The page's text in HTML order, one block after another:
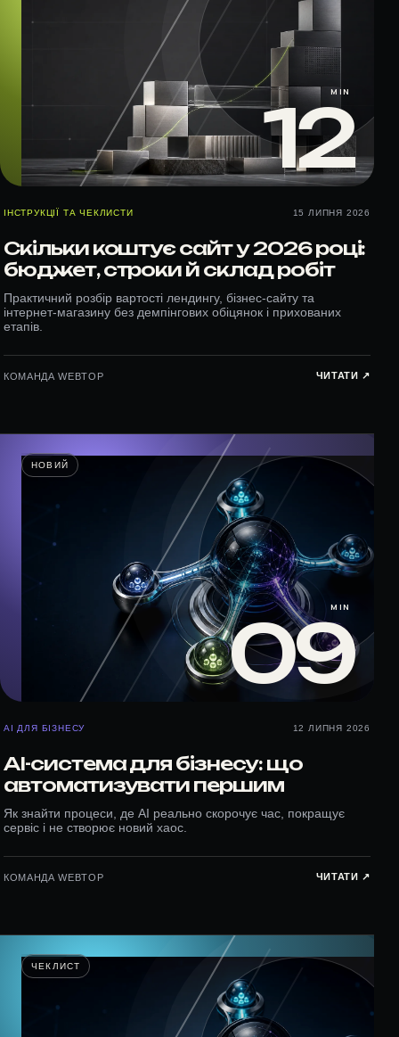
12
MIN
ІНСТРУКЦІЇ ТА ЧЕКЛИСТИ 15 ЛИПНЯ 2026
Скільки коштує сайт у 2026 році:
бюджет, строки й склад робіт
Практичний розбір вартості лендингу, бізнес-сайту та
інтернет-магазину без демпінгових обіцянок і прихованих
етапів.
КОМАНДА WEBTOP ЧИТАТИ ↗︎
НОВИЙ
09
MIN
AI ДЛЯ БІЗНЕСУ 12 ЛИПНЯ 2026
AI-система для бізнесу: що
автоматизувати першим
Як знайти процеси, де AI реально скорочує час, покращує
сервіс і не створює новий хаос.
КОМАНДА WEBTOP ЧИТАТИ ↗︎
ЧЕКЛИСТ